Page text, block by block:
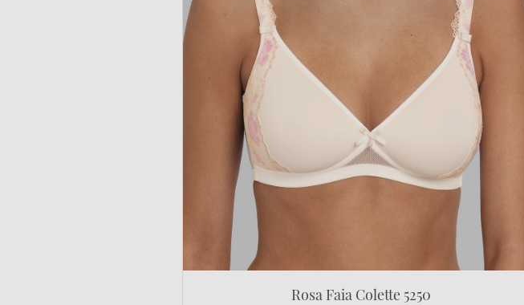
Rosa Faia Colette 5250